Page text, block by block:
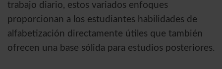
trabajo diario, estos variados enfoques
proporcionan a los estudiantes habilidades de
alfabetización directamente útiles que también
ofrecen una base sólida para estudios posteriores.